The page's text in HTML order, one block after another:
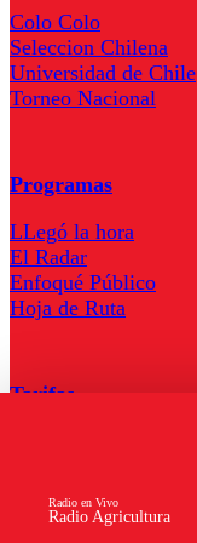
Radio Agricultura
Radio en Vivo
Colo Colo
Seleccion Chilena
Universidad de Chile
Torneo Nacional
Programas
LLegó la hora
El Radar
Enfoqué Público
Hoja de Ruta
Tarifas